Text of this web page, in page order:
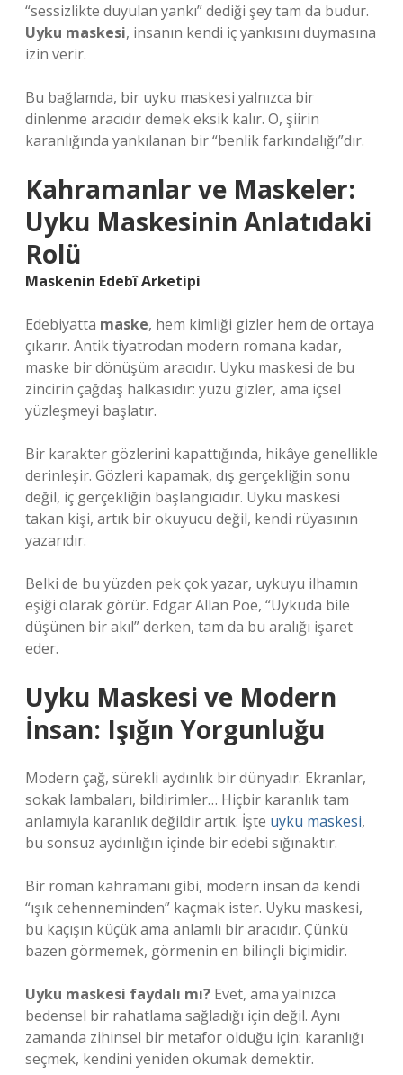
“sessizlikte duyulan yankı” dediği şey tam da budur.
Uyku maskesi, insanın kendi iç yankısını duymasına
izin verir.
Bu bağlamda, bir uyku maskesi yalnızca bir
dinlenme aracıdır demek eksik kalır. O, şiirin
karanlığında yankılanan bir “benlik farkındalığı”dır.
Kahramanlar ve Maskeler:
Uyku Maskesinin Anlatıdaki
Rolü
Maskenin Edebî Arketipi
Edebiyatta maske, hem kimliği gizler hem de ortaya
çıkarır. Antik tiyatrodan modern romana kadar,
maske bir dönüşüm aracıdır. Uyku maskesi de bu
zincirin çağdaş halkasıdır: yüzü gizler, ama içsel
yüzleşmeyi başlatır.
Bir karakter gözlerini kapattığında, hikâye genellikle
derinleşir. Gözleri kapamak, dış gerçekliğin sonu
değil, iç gerçekliğin başlangıcıdır. Uyku maskesi
takan kişi, artık bir okuyucu değil, kendi rüyasının
yazarıdır.
Belki de bu yüzden pek çok yazar, uykuyu ilhamın
eşiği olarak görür. Edgar Allan Poe, “Uykuda bile
düşünen bir akıl” derken, tam da bu aralığı işaret
eder.
Uyku Maskesi ve Modern
İnsan: Işığın Yorgunluğu
Modern çağ, sürekli aydınlık bir dünyadır. Ekranlar,
sokak lambaları, bildirimler… Hiçbir karanlık tam
anlamıyla karanlık değildir artık. İşte uyku maskesi,
bu sonsuz aydınlığın içinde bir edebi sığınaktır.
Bir roman kahramanı gibi, modern insan da kendi
“ışık cehenneminden” kaçmak ister. Uyku maskesi,
bu kaçışın küçük ama anlamlı bir aracıdır. Çünkü
bazen görmemek, görmenin en bilinçli biçimidir.
Uyku maskesi faydalı mı? Evet, ama yalnızca
bedensel bir rahatlama sağladığı için değil. Aynı
zamanda zihinsel bir metafor olduğu için: karanlığı
seçmek, kendini yeniden okumak demektir.